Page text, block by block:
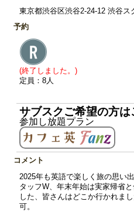
東京都渋谷区渋谷2-24-12 渋谷
予約
(終了しました。)
定員：8人
サブスクご希望の方は
参加し放題プラン
コメント
2025年も英語で楽しく旅の思い
タッフW、年末年始は実家帰省
した、皆さんはどこか行かれま
可。